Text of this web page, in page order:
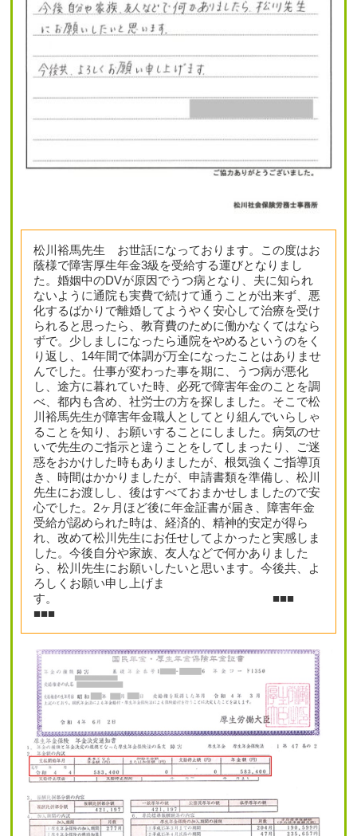
松川裕馬先生 お世話になっております。この度はお
蔭様で障害厚生年金3級を受給する運びとなりまし
た。婚姻中のDVが原因でうつ病となり、夫に知られ
ないように通院も実費で続けて通うことが出来ず、悪
化するばかりで離婚してようやく安心して治療を受け
られると思ったら、教育費のために働かなくてはなら
ずで。少しましになったら通院をやめるというのをく
り返し、14年間で体調が万全になったことはありませ
んでした。仕事が変わった事を期に、うつ病が悪化
し、途方に暮れていた時、必死で障害年金のことを調
べ、都内も含め、社労士の方を探しました。そこで松
川裕馬先生が障害年金職人としてとり組んでいらしゃ
ることを知り、お願いすることにしました。病気のせ
いで先生のご指示と違うことをしてしまったり、ご迷
惑をおかけした時もありましたが、根気強くご指導頂
き、時間はかかりましたが、申請書類を準備し、松川
先生にお渡しし、後はすべておまかせしましたので安
心でした。2ヶ月ほど後に年金証書が届き、障害年金
受給が認められた時は、経済的、精神的安定が得ら
れ、改めて松川先生にお任せしてよかったと実感しま
した。今後自分や家族、友人などで何かありました
ら、松川先生にお願いしたいと思います。今後共、よ
ろしくお願い申し上げま
す。 ■■■
■■■